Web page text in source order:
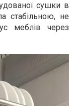
сушки в
стабільною, не
меблів через